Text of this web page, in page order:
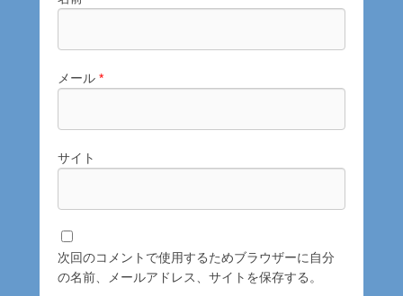
メール *
サイト
次回のコメントで使用するためブラウザーに自分
の名前、メールアドレス、サイトを保存する。